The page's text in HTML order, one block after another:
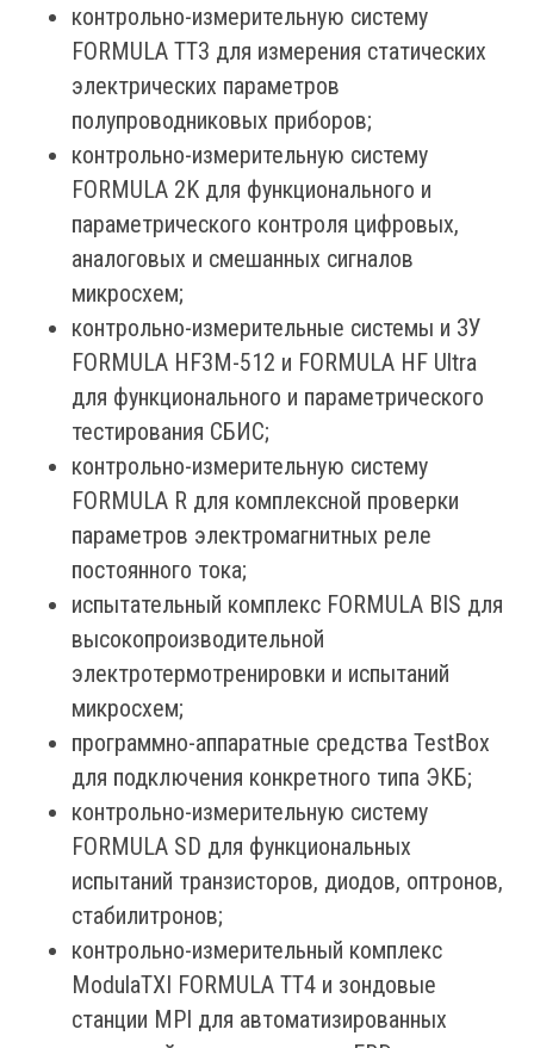
контрольно-измерительную систему
FORMULA TT3 для измерения статических
электрических параметров
полупроводниковых приборов;
контрольно-измерительную систему
FORMULA 2K для функционального и
параметрического контроля цифровых,
аналоговых и смешанных сигналов
микросхем;
контрольно-измерительные системы и ЗУ
FORMULA HF3M-512 и FORMULA HF Ultra
для функционального и параметрического
тестирования СБИС;
контрольно-измерительную систему
FORMULA R для комплексной проверки
параметров электромагнитных реле
постоянного тока;
испытательный комплекс FORMULA BIS для
высокопроизводительной
электротермотренировки и испытаний
микросхем;
программно-аппаратные средства TestBox
для подключения конкретного типа ЭКБ;
контрольно-измерительную систему
FORMULA SD для функциональных
испытаний транзисторов, диодов, оптронов,
стабилитронов;
контрольно-измерительный комплекс
ModulaTXI FORMULA TT4 и зондовые
станции MPI для автоматизированных